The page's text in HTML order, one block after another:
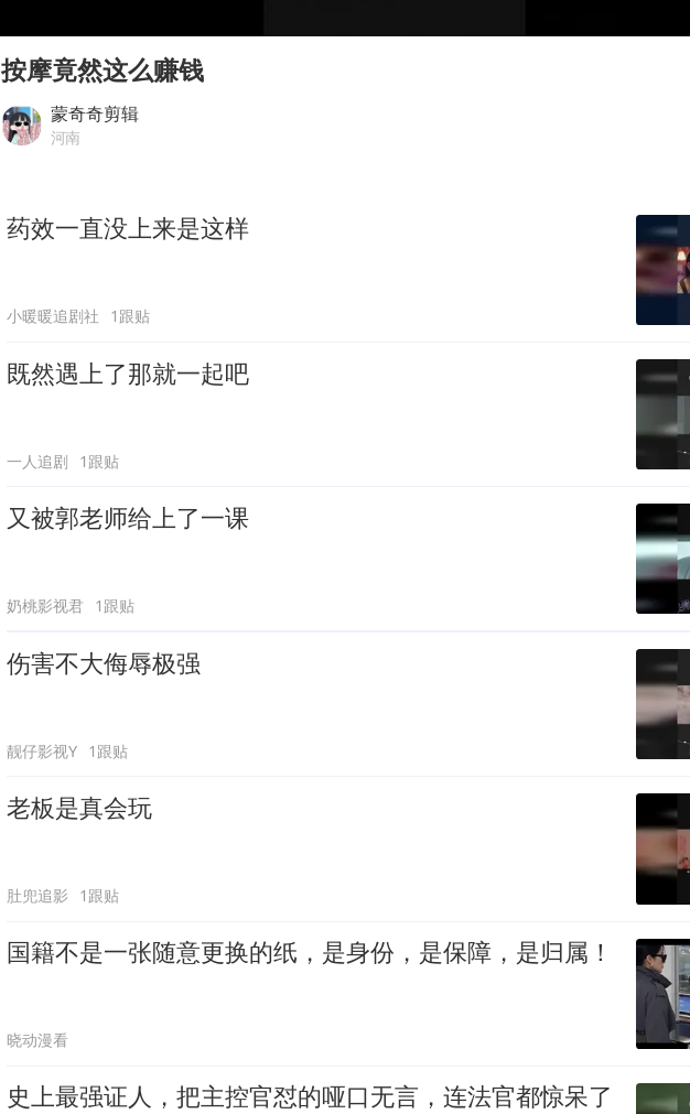
2025年小学教师减少13.19万
泰国：高度重视中国游客旅游体验
构建更高水平的全民健身公共服务体系
按摩竟然这么赚钱
蒙奇奇剪辑
河南
药效一直没上来是这样
小暖暖追剧社 1跟贴
既然遇上了那就一起吧
一人追剧 1跟贴
又被郭老师给上了一课
奶桃影视君 1跟贴
伤害不大侮辱极强
靓仔影视Y 1跟贴
老板是真会玩
肚兜追影 1跟贴
国籍不是一张随意更换的纸，是身份，是保障，是归属！
晓动漫看
史上最强证人，把主控官怼的哑口无言，连法官都惊呆了